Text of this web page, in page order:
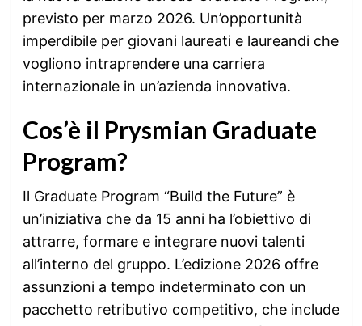
previsto per marzo 2026. Un’opportunità
imperdibile per giovani laureati e laureandi che
vogliono intraprendere una carriera
internazionale in un’azienda innovativa.
Cos’è il Prysmian Graduate
Program?
Il Graduate Program “Build the Future” è
un’iniziativa che da 15 anni ha l’obiettivo di
attrarre, formare e integrare nuovi talenti
all’interno del gruppo. L’edizione 2026 offre
assunzioni a tempo indeterminato con un
pacchetto retributivo competitivo, che include